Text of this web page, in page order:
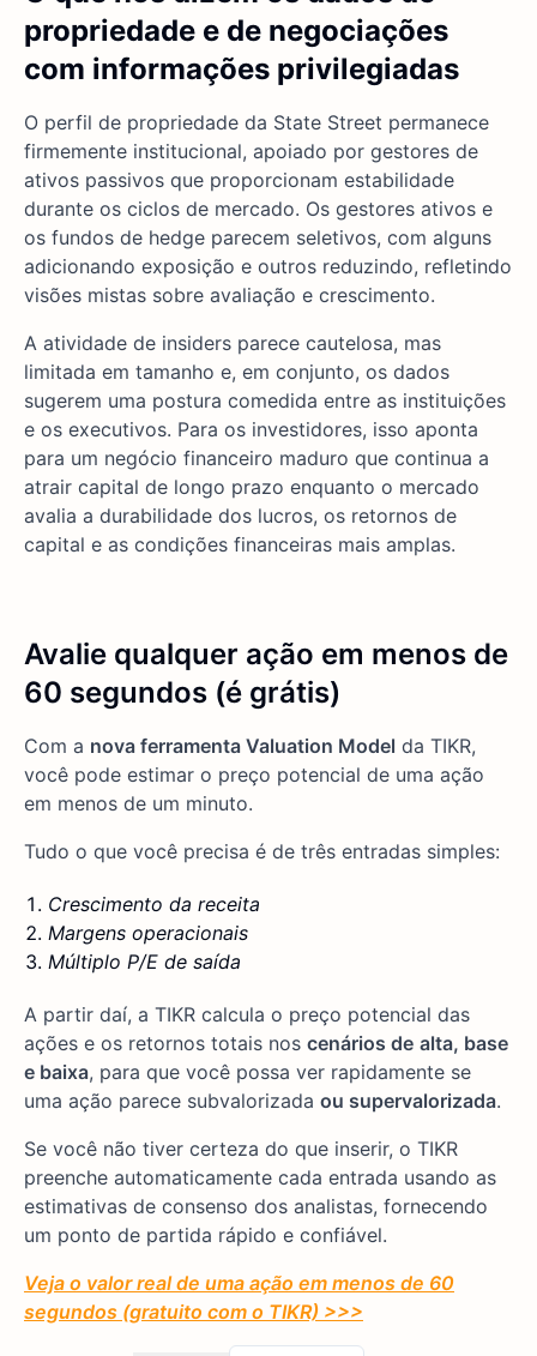
propriedade e de negociações
com informações privilegiadas
O perfil de propriedade da State Street permanece
firmemente institucional, apoiado por gestores de
ativos passivos que proporcionam estabilidade
durante os ciclos de mercado. Os gestores ativos e
os fundos de hedge parecem seletivos, com alguns
adicionando exposição e outros reduzindo, refletindo
visões mistas sobre avaliação e crescimento.
A atividade de insiders parece cautelosa, mas
limitada em tamanho e, em conjunto, os dados
sugerem uma postura comedida entre as instituições
e os executivos. Para os investidores, isso aponta
para um negócio financeiro maduro que continua a
atrair capital de longo prazo enquanto o mercado
avalia a durabilidade dos lucros, os retornos de
capital e as condições financeiras mais amplas.
Avalie qualquer ação em menos de
60 segundos (é grátis)
Com a nova ferramenta Valuation Model da TIKR,
você pode estimar o preço potencial de uma ação
em menos de um minuto.
Tudo o que você precisa é de três entradas simples:
Crescimento da receita
Margens operacionais
Múltiplo P/E de saída
A partir daí, a TIKR calcula o preço potencial das
ações e os retornos totais nos cenários de alta, base
e baixa, para que você possa ver rapidamente se
uma ação parece subvalorizada ou supervalorizada.
Se você não tiver certeza do que inserir, o TIKR
preenche automaticamente cada entrada usando as
estimativas de consenso dos analistas, fornecendo
um ponto de partida rápido e confiável.
Veja o valor real de uma ação em menos de 60
segundos (gratuito com o TIKR) >>>